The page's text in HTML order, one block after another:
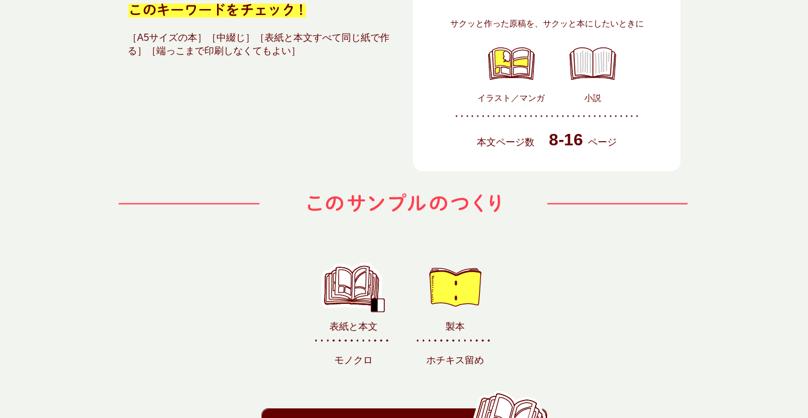
［A5サイズの本］［中綴じ］［表紙と本文すべて同じ紙で作
る］［端っこまで印刷しなくてもよい］
サクッと作った原稿を、サクッと本にしたいときに
イラスト／マンガ 小説
本文ページ数 8-16 ページ
表紙と本文 製本
モノクロ ホチキス留め